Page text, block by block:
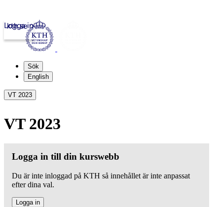
kth.se
Logga in
Sök
English
VT 2023
VT 2023
Logga in till din kurswebb
Du är inte inloggad på KTH så innehållet är inte anpassat
efter dina val.
Logga in